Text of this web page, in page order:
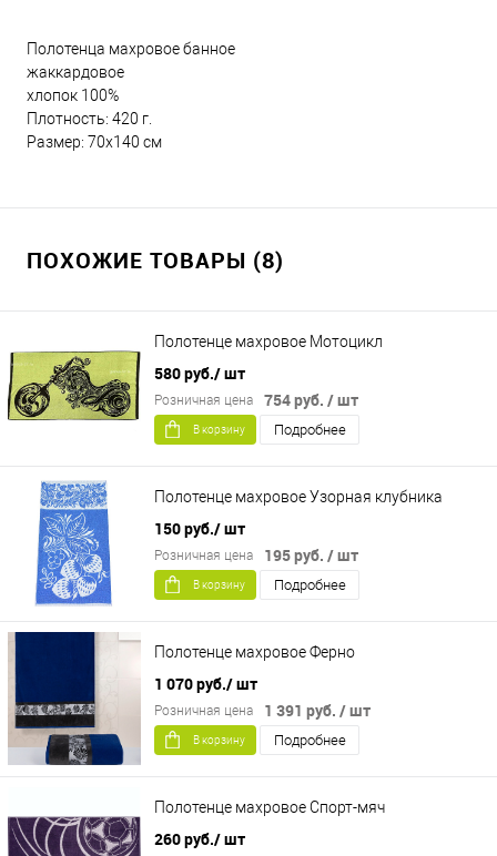
Полотенца махровое банное
жаккардовое
хлопок 100%
Плотность: 420 г.
Размер: 70x140 см
ПОХОЖИЕ ТОВАРЫ (8)
Полотенце махровое Мотоцикл
580 руб./ шт
754 руб. / шт
Розничная цена
В корзину Подробнее
Полотенце махровое Узорная клубника
150 руб./ шт
195 руб. / шт
Розничная цена
В корзину Подробнее
Полотенце махровое Ферно
1 070 руб./ шт
1 391 руб. / шт
Розничная цена
В корзину Подробнее
Полотенце махровое Спорт-мяч
260 руб./ шт